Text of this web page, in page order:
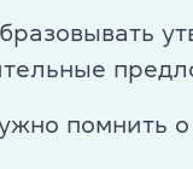
помнить о